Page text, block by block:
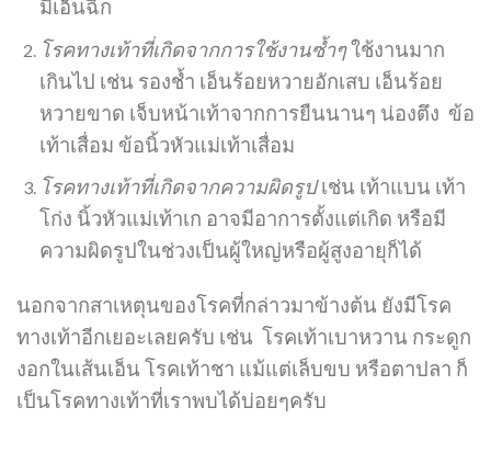
มีเอ็นฉีก
โรคทางเท้าที่เกิดจากการใช้งานซ้ำๆใช้งานมาก
เกินไป เช่น รองช้ำ เอ็นร้อยหวายอักเสบ เอ็นร้อย
หวายขาด เจ็บหน้าเท้าจากการยืนนานๆ น่องตึง ข้อ
เท้าเสื่อม ข้อนิ้วหัวแม่เท้าเสื่อม
โรคทางเท้าที่เกิดจากความผิดรูปเช่น เท้าแบน เท้า
โก่ง นิ้วหัวแม่เท้าเก อาจมีอาการตั้งแต่เกิด หรือมี
ความผิดรูปในช่วงเป็นผู้ใหญ่หรือผู้สูงอายุก็ได้
นอกจากสาเหตุนของโรคที่กล่าวมาข้างต้น ยังมีโรค
ทางเท้าอีกเยอะเลยครับ เช่น โรคเท้าเบาหวาน กระดูก
งอกในเส้นเอ็น โรคเท้าชา แม้แต่เล็บขบ หรือตาปลา ก็
เป็นโรคทางเท้าที่เราพบได้บ่อยๆครับ